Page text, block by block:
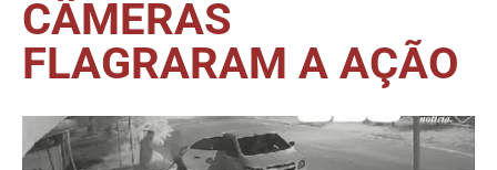
CÂMERAS
FLAGRARAM A AÇÃO